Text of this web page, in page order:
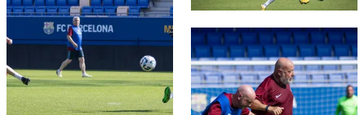
FC Barcelona club badge